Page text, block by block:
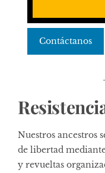
Contáctanos
Nuestros ancestros
de libertad
y revueltas